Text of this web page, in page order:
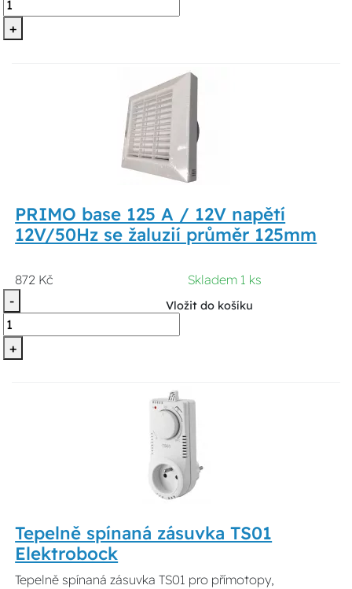
+
PRIMO base 125 A / 12V napětí
12V/50Hz se žaluzií průměr 125mm
872 Kč
Skladem 1 ks
-
+
Vložit do košíku
Tepelně spínaná zásuvka TS01
Elektrobock
Tepelně spínaná zásuvka TS01 pro přímotopy,